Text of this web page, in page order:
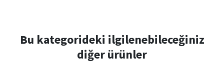
Bu kategorideki ilgilenebileceğiniz
diğer ürünler